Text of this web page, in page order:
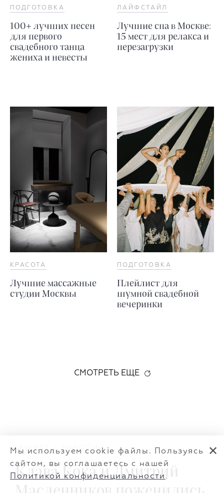
ПОДГОТОВКА
100+ лучших песен
для первого
свадебного танца
жениха и невесты
ЛАЙФСТАЙЛ
Лучшие спа в Москве:
15 мест для релакса и
перезагрузки
КРАСОТА
Лучшие массажные
студии Москвы
ПОДГОТОВКА
Плейлист для
шумной свадебной
вечеринки
СМОТРЕТЬ ЕЩЕ
Клава Кока и Дмитрий
Мы используем cookie файлы. Пользуясь
сайтом, вы соглашаетесь с нашей
Политикой конфиденциальности .
✕